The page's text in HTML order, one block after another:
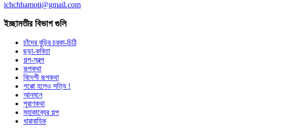
ichchhamoti@gmail.com
ইচ্ছামতীর বিভাগ গুলি
চাঁদের বুড়ির চরকা-চিঠি
ছড়া-কবিতা
গল্প-স্বল্প
রূপকথা
বিদেশী রূপকথা
গপ্পো হলেও সত্যি !
আনমনে
পুরাণকথা
মহাকাব্যের গল্প
ধারাবাহিক